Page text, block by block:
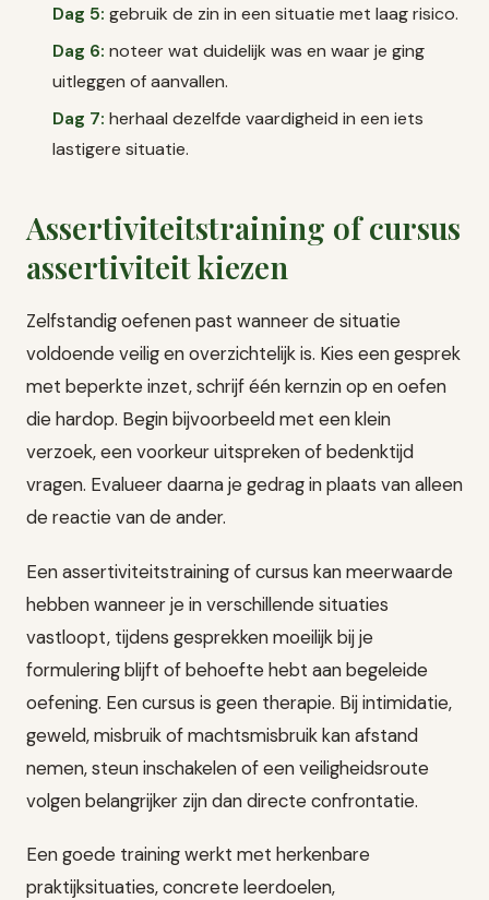
Dag 5: gebruik de zin in een situatie met laag risico.
Dag 6: noteer wat duidelijk was en waar je ging
uitleggen of aanvallen.
Dag 7: herhaal dezelfde vaardigheid in een iets
lastigere situatie.
Assertiviteitstraining of cursus
assertiviteit kiezen
Zelfstandig oefenen past wanneer de situatie
voldoende veilig en overzichtelijk is. Kies een gesprek
met beperkte inzet, schrijf één kernzin op en oefen
die hardop. Begin bijvoorbeeld met een klein
verzoek, een voorkeur uitspreken of bedenktijd
vragen. Evalueer daarna je gedrag in plaats van alleen
de reactie van de ander.
Een assertiviteitstraining of cursus kan meerwaarde
hebben wanneer je in verschillende situaties
vastloopt, tijdens gesprekken moeilijk bij je
formulering blijft of behoefte hebt aan begeleide
oefening. Een cursus is geen therapie. Bij intimidatie,
geweld, misbruik of machtsmisbruik kan afstand
nemen, steun inschakelen of een veiligheidsroute
volgen belangrijker zijn dan directe confrontatie.
Een goede training werkt met herkenbare
praktijksituaties, concrete leerdoelen,